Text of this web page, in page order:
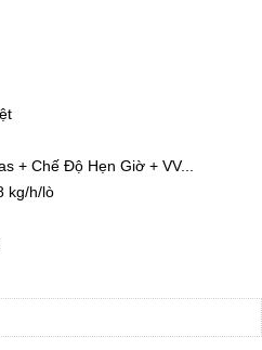
+ Chế Độ Hẹn Giờ + VV...
kg/h/lò